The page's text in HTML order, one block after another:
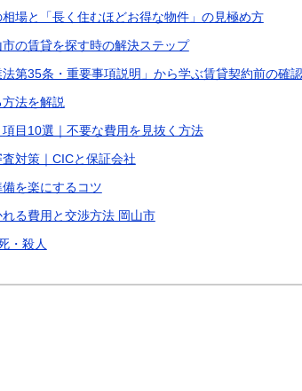
場と「長く住むほどお得な物件」の見極め方
の賃貸を探す時の解決ステップ
第35条・重要事項説明」から学ぶ賃貸契約前の確
法を解説
目10選｜不要な費用を見抜く方法
対策｜CICと保証会社
を楽にするコツ
る費用と交渉方法 岡山市
・殺人